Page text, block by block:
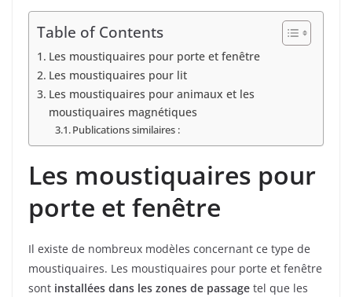
Table of Contents
Les moustiquaires pour porte et fenêtre
Les moustiquaires pour lit
Les moustiquaires pour animaux et les
moustiquaires magnétiques
Publications similaires :
Les moustiquaires pour
porte et fenêtre
Il existe de nombreux modèles concernant ce type de
moustiquaires. Les moustiquaires pour porte et fenêtre
sont installées dans les zones de passage tel que les